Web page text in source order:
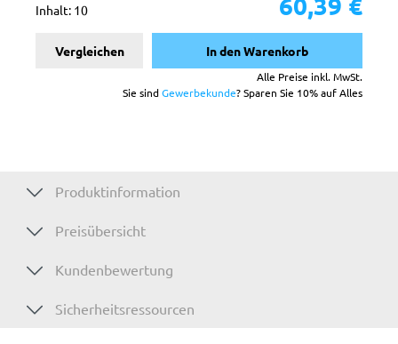
Inhalt: 10
Vergleichen In den Warenkorb
Alle Preise inkl. MwSt.
Sie sindGewerbekunde? Sparen Sie 10% auf Alles
Produktinformation
Preisübersicht
Kundenbewertung
Sicherheitsressourcen